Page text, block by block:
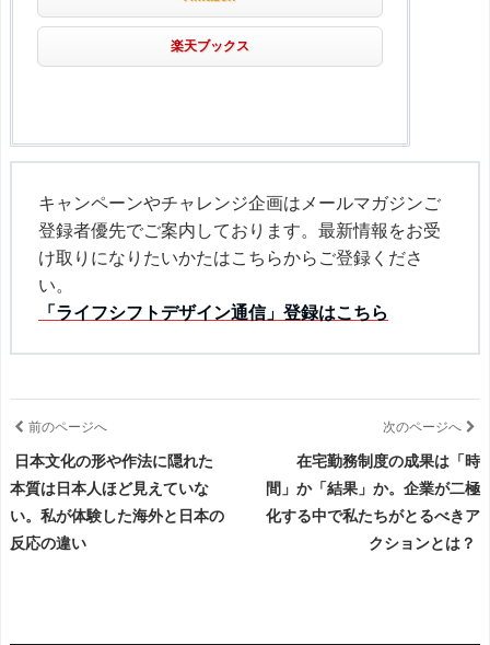
楽天ブックス
キャンペーンやチャレンジ企画はメールマガジンご
登録者優先でご案内しております。最新情報をお受
け取りになりたいかたはこちらからご登録くださ
い。
「ライフシフトデザイン通信」登録はこちら
前のページへ
日本文化の形や作法に隠れた
本質は日本人ほど見えていな
い。私が体験した海外と日本の
反応の違い
次のページへ
在宅勤務制度の成果は「時
間」か「結果」か。企業が二極
化する中で私たちがとるべきア
クションとは？